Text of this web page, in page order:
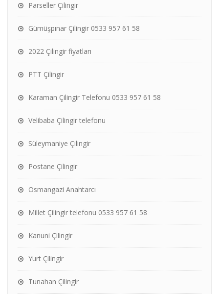
Parseller Çilingir
Gümüşpınar Çilingir 0533 957 61 58
2022 Çilingir fiyatları
PTT Çilingir
Karaman Çilingir Telefonu 0533 957 61 58
Velibaba Çilingir telefonu
Süleymaniye Çilingir
Postane Çilingir
Osmangazi Anahtarcı
Millet Çilingir telefonu 0533 957 61 58
Kanuni Çilingir
Yurt Çilingir
Tunahan Çilingir